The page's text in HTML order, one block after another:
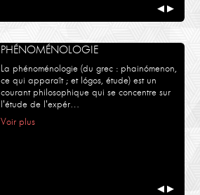
◀ ▶
PHÉNOMÉNOLOGIE
La phénoménologie (du grec : phainómenon,
ce qui apparaît ; et lógos, étude) est un
courant philosophique qui se concentre sur
l'étude de l'expér…
Voir plus
◀ ▶